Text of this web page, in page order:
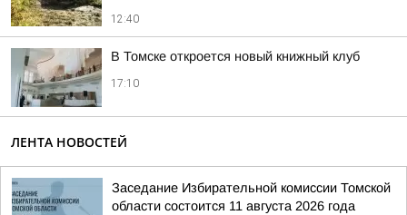
12:40
В Томске откроется новый книжный клуб
17:10
ЛЕНТА НОВОСТЕЙ
Заседание Избирательной комиссии Томской
области состоится 11 августа 2026 года